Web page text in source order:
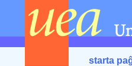
starta